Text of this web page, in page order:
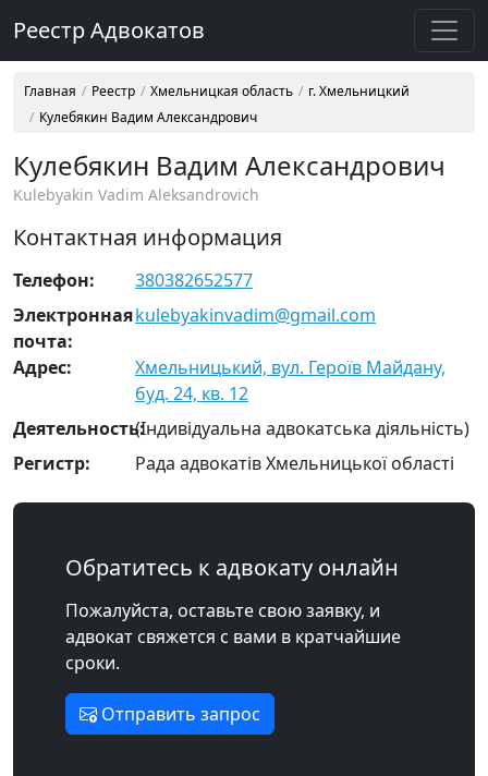
Реестр Адвокатов
Главная Реестр Хмельницкая область
г. Хмельницкий
Кулебякин Вадим Александрович
Кулебякин Вадим Александрович
Kulebyakin Vadim Aleksandrovich
Контактная информация
Телефон:
380382652577
Электронная
почта:
kulebyakinvadim@gmail.com
Адрес:
Хмельницький, вул. Героїв Майдану,
буд. 24, кв. 12
Деятельность:(Індивідуальна адвокатська діяльність)
Регистр:
Рада адвокатів Хмельницької області
Обратитесь к адвокату онлайн
Пожалуйста, оставьте свою заявку, и
адвокат свяжется с вами в кратчайшие
сроки.
Отправить запрос